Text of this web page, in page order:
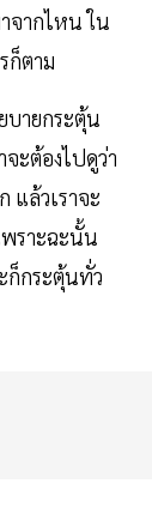
จากไหน ใน
ก็ตาม
บายกระตุ้น
ะต้องไปดูว่า
แล้วเราจะ
พราะฉะนั้น
ก็กระตุ้นทั่ว